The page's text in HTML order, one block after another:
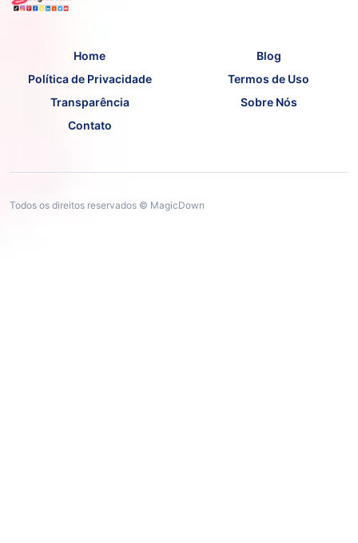
Home
Blog
Política de Privacidade
Termos de Uso
Transparência
Sobre Nós
Contato
Todos os direitos reservados © MagicDown